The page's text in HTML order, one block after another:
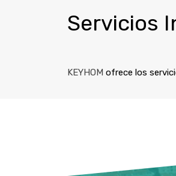
Servicios
KEYHOM ofrece los